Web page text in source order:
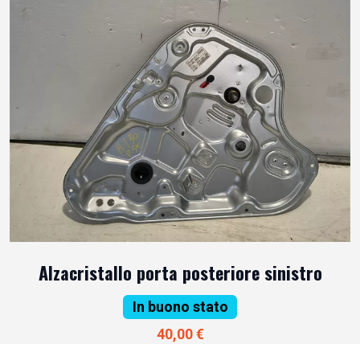
Alzacristallo porta posteriore sinistro
In buono stato
40,00 €